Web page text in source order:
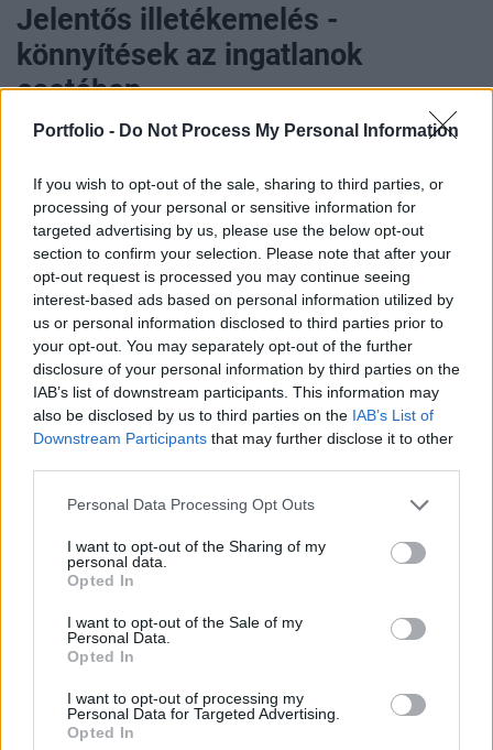
Portfolio - Do Not Process My Personal Information
If you wish to opt-out of the sale, sharing to third parties, or
processing of your personal or sensitive information for
targeted advertising by us, please use the below opt-out
section to confirm your selection. Please note that after your
opt-out request is processed you may continue seeing
interest-based ads based on personal information utilized by
us or personal information disclosed to third parties prior to
your opt-out. You may separately opt-out of the further
disclosure of your personal information by third parties on the
IAB’s list of downstream participants. This information may
also be disclosed by us to third parties on the IAB’s List of
Downstream Participants that may further disclose it to other
Personal Data Processing Opt Outs
I want to opt-out of the Sharing of my
personal data.
Opted In
I want to opt-out of the Sale of my
Personal Data.
Opted In
I want to opt-out of processing my
Personal Data for Targeted Advertising.
Opted In
Jelentős illetékemelés -
könnyítések az ingatlanok
esetében
Jelentős mértékű illeték emelést tervez a
Pénzügyminisztérium, mely egy lépésben hozná
be az elmúlt 4-5 év elmaradt illeték korrekcióit.
Az egyes esetekben duplájára emelkedő illeték
terhek mellett jó hír, hogy az ingatlan piacon
bekövetkezett drasztikus áremelkedést követően
a 2% és a 6% közötti értékhatár feltehetően
változni fog.
Mint az alábbi táblázatunkból szembetűnő, egyes
esetekben 50-100%-kal emelkedik az államigazgatási
Változatlan díjtétellel csak a gépjárműveknél az
alacsonyabb kategóriáknál találkozhatunk. Az adatok a
fronton három jelentősebb változás várható: 1., Az új
építésű...
KEDVES OLVASÓNK!